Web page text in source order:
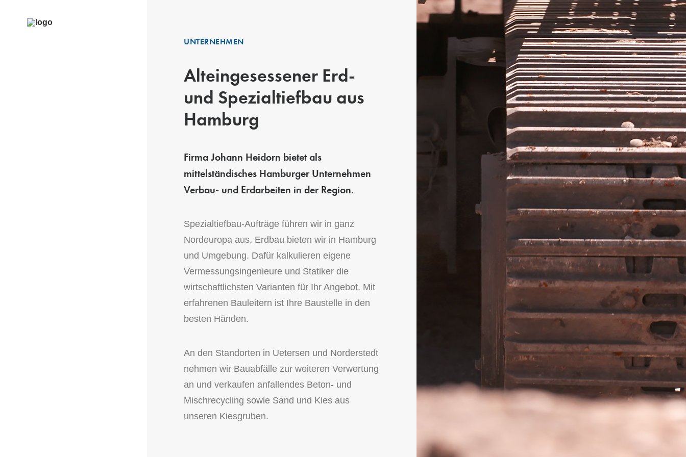
UNTERNEHMEN
Alteingesessener Erd-
und Spezialtiefbau aus
Hamburg
Firma Johann Heidorn bietet als
mittelständisches Hamburger Unternehmen
Verbau- und Erdarbeiten in der Region.
Spezialtiefbau-Aufträge führen wir in ganz
Nordeuropa aus, Erdbau bieten wir in Hamburg
und Umgebung. Dafür kalkulieren eigene
Vermessungsingenieure und Statiker die
wirtschaftlichsten Varianten für Ihr Angebot. Mit
erfahrenen Bauleitern ist Ihre Baustelle in den
besten Händen.
An den Standorten in Uetersen und Norderstedt
nehmen wir Bauabfälle zur weiteren Verwertung
an und verkaufen anfallendes Beton- und
Mischrecycling sowie Sand und Kies aus
unseren Kiesgruben.